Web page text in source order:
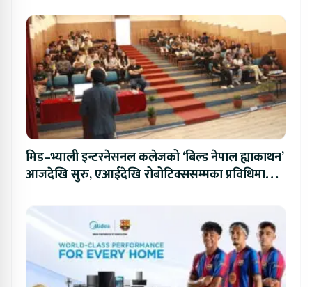
मिड–भ्याली इन्टरनेसनल कलेजको ‘बिल्ड नेपाल ह्याकाथन’
आजदेखि सुरु, एआईदेखि रोबोटिक्ससम्मका प्रविधिमा